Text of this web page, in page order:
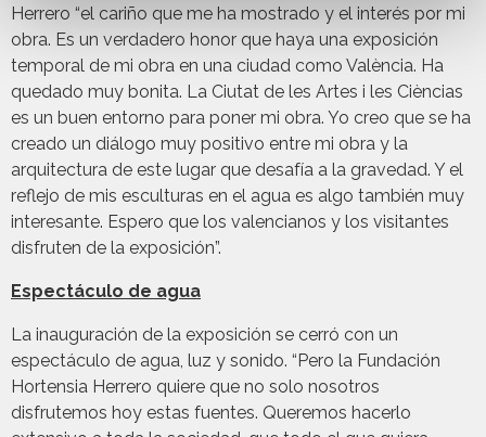
Herrero “el cariño que me ha mostrado y el interés por mi
obra. Es un verdadero honor que haya una exposición
temporal de mi obra en una ciudad como València. Ha
quedado muy bonita. La Ciutat de les Artes i les Cièncias
es un buen entorno para poner mi obra. Yo creo que se ha
creado un diálogo muy positivo entre mi obra y la
arquitectura de este lugar que desafía a la gravedad. Y el
reflejo de mis esculturas en el agua es algo también muy
interesante. Espero que los valencianos y los visitantes
disfruten de la exposición”.
Espectáculo de agua
La inauguración de la exposición se cerró con un
espectáculo de agua, luz y sonido. “Pero la Fundación
Hortensia Herrero quiere que no solo nosotros
disfrutemos hoy estas fuentes. Queremos hacerlo